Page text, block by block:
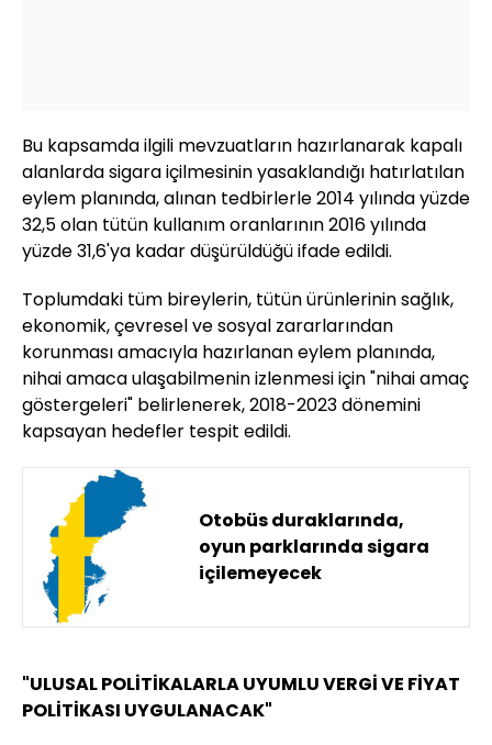
Bu kapsamda ilgili mevzuatların hazırlanarak kapalı
alanlarda sigara içilmesinin yasaklandığı hatırlatılan
eylem planında, alınan tedbirlerle 2014 yılında yüzde
32,5 olan tütün kullanım oranlarının 2016 yılında
yüzde 31,6'ya kadar düşürüldüğü ifade edildi.
Toplumdaki tüm bireylerin, tütün ürünlerinin sağlık,
ekonomik, çevresel ve sosyal zararlarından
korunması amacıyla hazırlanan eylem planında,
nihai amaca ulaşabilmenin izlenmesi için "nihai amaç
göstergeleri" belirlenerek, 2018-2023 dönemini
kapsayan hedefler tespit edildi.
Otobüs duraklarında,
oyun parklarında sigara
içilemeyecek
"ULUSAL POLİTİKALARLA UYUMLU VERGİ VE FİYAT
POLİTİKASI UYGULANACAK"